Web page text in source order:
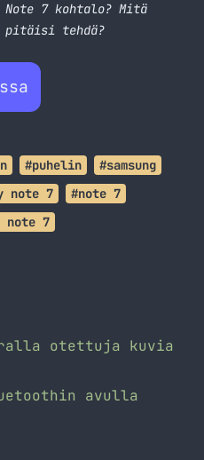
Note 7 kohtalo? Mitä
pitäisi tehdä?
#puhelin
#samsung
note 7
#note 7
note 7
otettuja kuvia
avulla